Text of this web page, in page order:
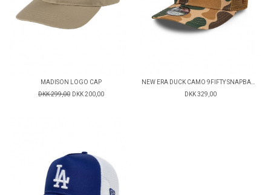
MADISON LOGO CAP
DKK 299,00 DKK 200,00
DKK 329,00